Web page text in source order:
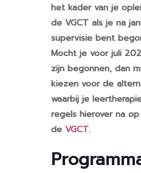
het kader van je
de VGCT als je na
supervisie bent
Mocht je voor juli
zijn begonnen, dan
kiezen voor de
waarbij je
regels hierover na
de VGCT.